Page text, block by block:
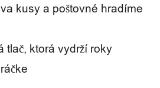
kusy a poštovné hradíme
ktorá vydrží roky